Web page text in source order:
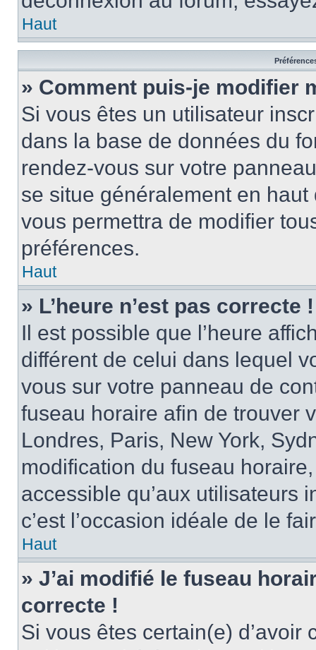
Haut
» Comment puis-je modifier
Si vous êtes un utilisateur
dans la base de données du
rendez-vous sur votre
se situe généralement en
vous permettra de modifier
préférences.
Haut
» L’heure n’est pas correcte !
Il est possible que l’heure
différent de celui dans lequel
vous sur votre panneau de
fuseau horaire afin de trouver
Londres, Paris, New York,
modification du fuseau
accessible qu’aux utilisateurs
c’est l’occasion idéale de le
Haut
» J’ai modifié le fuseau
correcte !
Si vous êtes certain(e)